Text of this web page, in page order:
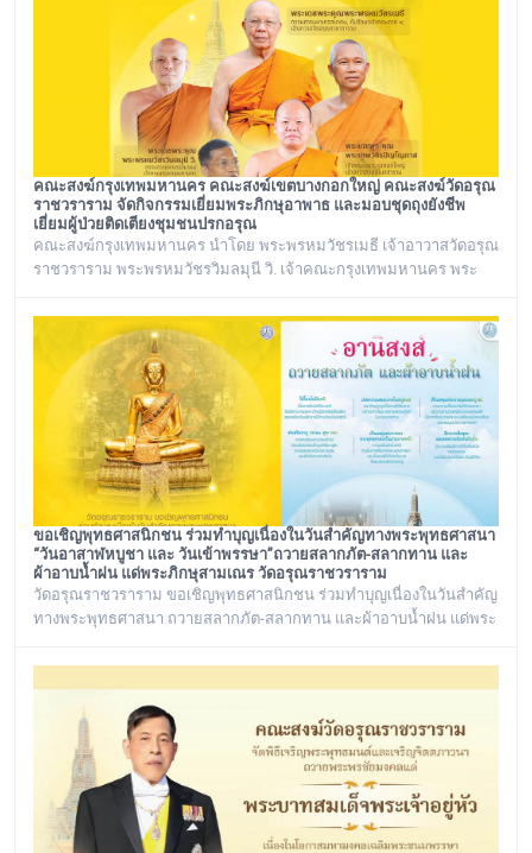
คณะสงฆ์กรุงเทพมหานคร คณะสงฆ์เขตบางกอกใหญ่ คณะสงฆ์วัดอรุณ
ราชวราราม จัดกิจกรรมเยี่ยมพระภิกษุอาพาธ และมอบชุดถุงยังชีพ
เยี่ยมผู้ป่วยติดเตียงชุมชนปรกอรุณ
คณะสงฆ์กรุงเทพมหานคร นำโดย พระพรหมวัชรเมธี เจ้าอาวาสวัดอรุณ
ราชวราราม พระพรหมวัชรวิมลมุนี วิ. เจ้าคณะกรุงเทพมหานคร พระ
และ พระราชวชิรรัตนาภรณ์ ดร. (ชุมพร นิติสาโร) เจ้าคณะแขวงวัด
อรุณ, รองวัดอรุณราชวราราม นายเกียรติวิสุทธิ์ เพ็ชรหมื่นไวย ผู้อำนวย
การเขตบางกอกใหญ่ จัดโครงการเยี่ยมพระภิกษุอาพาธในเขต
บางกอกใหญ่ และเยี่ยม/มอบถุงยัง
ขอเชิญพุทธศาสนิกชน ร่วมทำบุญเนื่องในวันสำคัญทางพระพุทธศาสนา
“วันอาสาฬหบูชา และ วันเข้าพรรษา”ถวายสลากภัต-สลากทาน และ
ผ้าอาบน้ำฝน แด่พระภิกษุสามเณร วัดอรุณราชวราราม
วัดอรุณราชวราราม ขอเชิญพุทธศาสนิกชน ร่วมทำบุญเนื่องในวันสำคัญ
ทางพระพุทธศาสนา ถวายสลากภัต-สลากทาน และผ้าอาบน้ำฝน แด่พระ
พ.ศ. ๒๕๖๙ เวลา ๑๒.๐๐ น. ณ พระวิหาร วัดอรุณราชวราราม
กรุงเทพมหานคร